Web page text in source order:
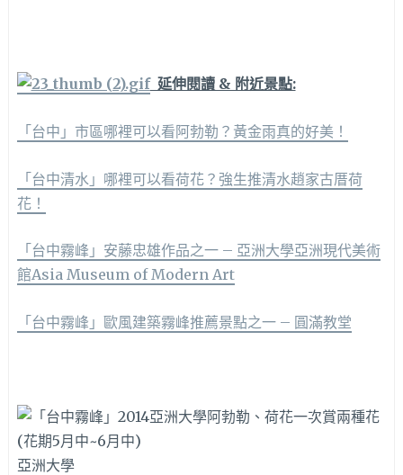
延伸閱讀 & 附近景點:
「台中」市區哪裡可以看阿勃勒？黃金雨真的好美！
「台中清水」哪裡可以看荷花？強生推清水趙家古厝荷
花！
「台中霧峰」安藤忠雄作品之一 – 亞洲大學亞洲現代美術
館Asia Museum of Modern Art
「台中霧峰」歐風建築霧峰推薦景點之一 – 圓滿教堂
亞洲大學